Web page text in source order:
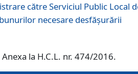
către Serviciul Public Local
necesare desfăşurării
Anexa la H.C.L. nr. 474/2016.